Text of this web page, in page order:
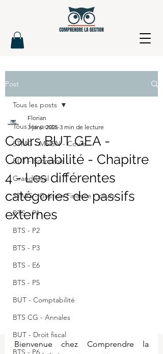
Post
Tous les posts
STMG - MSGN - Cours
BUT - Economie
Grand Oral
STMG - Gestion Finance - cours
BTS - P1
BTS - P2
BTS - P3
BTS - E6
BTS - P5
BUT - Comptabilité
BTS CG - Annales
BUT - Droit fiscal
Tous les posts
Cours BUT GEA -
Comptabilité - Chapitre
4 - Les différentes
catégories de passifs
externes
Florian
3 janv. 2025 3 min de lecture
Bienvenue chez Comprendre la